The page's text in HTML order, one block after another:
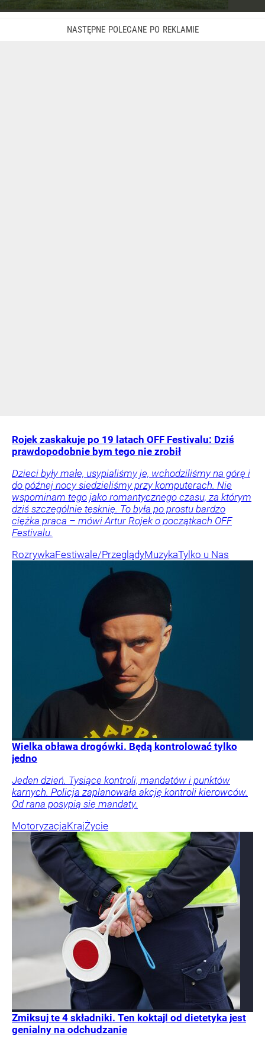
Rojek zaskakuje po 19 latach OFF Festivalu: Dziś
prawdopodobnie bym tego nie zrobił
Dzieci były małe, usypialiśmy je, wchodziliśmy na górę i
do późnej nocy siedzieliśmy przy komputerach. Nie
wspominam tego jako romantycznego czasu, za którym
dziś szczególnie tęsknię. To była po prostu bardzo
ciężka praca – mówi Artur Rojek o początkach OFF
Festivalu.
RozrywkaFestiwale/PrzeglądyMuzykaTylko u Nas
Wielka obława drogówki. Będą kontrolować tylko
jedno
Jeden dzień. Tysiące kontroli, mandatów i punktów
karnych. Policja zaplanowała akcję kontroli kierowców.
Od rana posypią się mandaty.
MotoryzacjaKrajŻycie
Zmiksuj te 4 składniki. Ten koktajl od dietetyka jest
genialny na odchudzanie